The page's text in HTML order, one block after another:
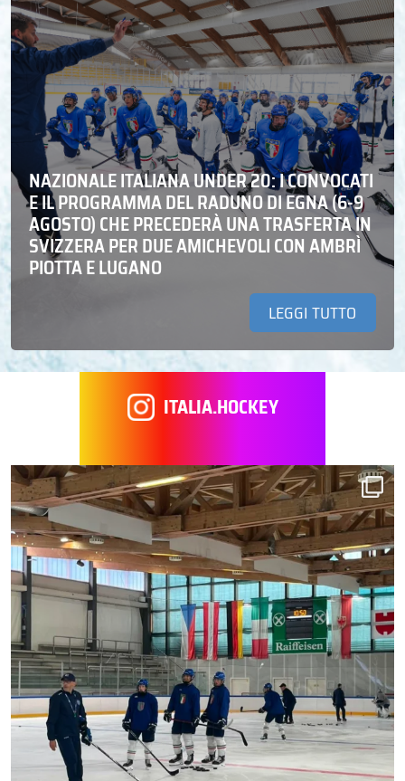
NAZIONALE ITALIANA UNDER 20: I CONVOCATI
E IL PROGRAMMA DEL RADUNO DI EGNA (6-9
AGOSTO) CHE PRECEDERÀ UNA TRASFERTA IN
SVIZZERA PER DUE AMICHEVOLI CON AMBRÌ
PIOTTA E LUGANO
LEGGI TUTTO
ITALIA.HOCKEY